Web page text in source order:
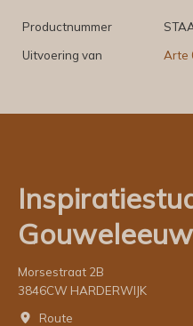
Productnummer
Uitvoering van
Arte
Gouweleeuw
Morsestraat 2B
3846CW HARDERWIJK
Route